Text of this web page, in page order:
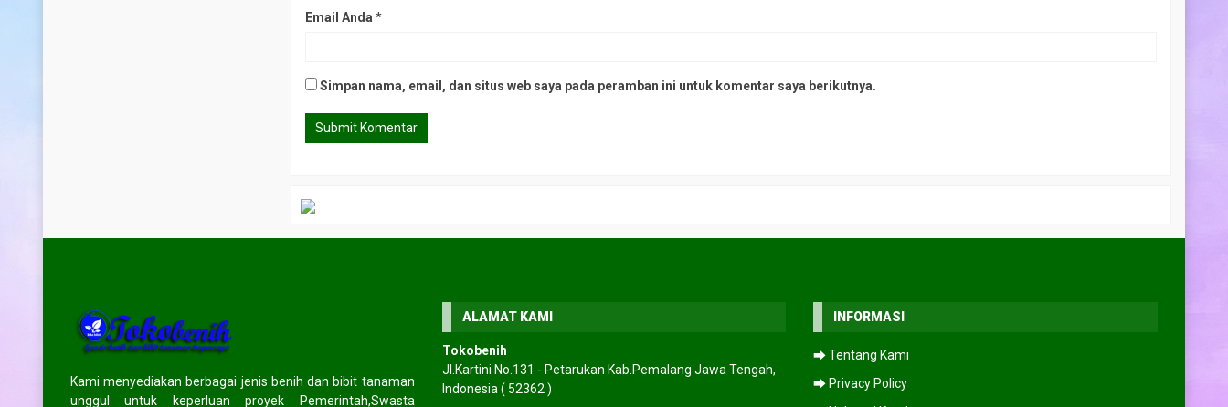
Email Anda *
Simpan nama, email, dan situs web saya pada peramban ini untuk komentar saya berikutnya.
Kami menyediakan berbagai jenis benih dan bibit tanaman
unggul untuk keperluan proyek Pemerintah,Swasta
ALAMAT KAMI
Tokobenih
Jl.Kartini No.131 - Petarukan Kab.Pemalang Jawa Tengah,
Indonesia ( 52362 )
INFORMASI
⮕ Tentang Kami
⮕ Privacy Policy